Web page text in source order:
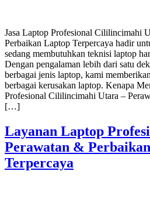
Jasa Laptop Profesional Cililincimahi
Perbaikan Laptop Terpercaya hadir
sedang membutuhkan teknisi laptop
Dengan pengalaman lebih dari satu
berbagai jenis laptop, kami
berbagai kerusakan laptop. Kenapa
Profesional Cililincimahi Utara –
[…]
Layanan Laptop
Perawatan &
Terpercaya